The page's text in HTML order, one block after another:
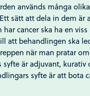
används många olika
sätt att dela in dem är
har cancer ska ha en
att behandlingen ska
när man pratar om
syfte är adjuvant, kurativ
syfte är att bota